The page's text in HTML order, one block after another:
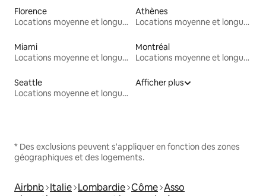
Florence
Locations moyenne et longue durée
Athènes
Locations moyenne et longue durée
Miami
Locations moyenne et longue durée
Montréal
Locations moyenne et longue durée
Seattle
Locations moyenne et longue durée
Afficher plus
* Des exclusions peuvent s'appliquer en fonction des zones
géographiques et des logements.
Airbnb Italie Lombardie Côme Asso